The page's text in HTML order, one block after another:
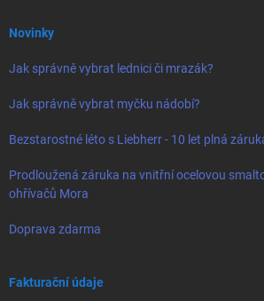
Novinky
Jak správně vybrat lednici či mrazák?
Jak správně vybrat myčku nádobí?
Bezstarostné léto s Liebherr - 10 let plná
Prodloužená záruka na vnitřní ocelovou
ohřívačů Mora
Doprava zdarma
Fakturační údaje